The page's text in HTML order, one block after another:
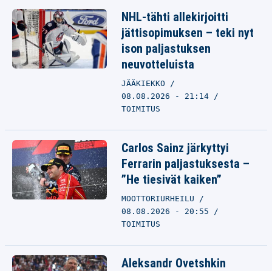
NHL-tähti allekirjoitti
jättisopimuksen – teki nyt
ison paljastuksen
neuvotteluista
JÄÄKIEKKO
08.08.2026 - 21:14
TOIMITUS
Carlos Sainz järkyttyi
Ferrarin paljastuksesta –
”He tiesivät kaiken”
MOOTTORIURHEILU
08.08.2026 - 20:55
TOIMITUS
Aleksandr Ovetshkin